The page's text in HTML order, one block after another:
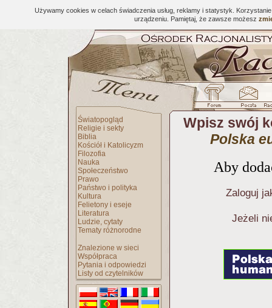
Używamy cookies w celach świadczenia usług, reklamy i statystyk.
urządzeniu. Pamiętaj, że zawsze możesz
Światopogląd
Religie i sekty
Biblia
Kościół i Katolicyzm
Filozofia
Nauka
Społeczeństwo
Prawo
Państwo i polityka
Kultura
Felietony i eseje
Literatura
Ludzie, cytaty
Tematy różnorodne
Znalezione w sieci
Współpraca
Pytania i odpowiedzi
Listy od czytelników
Wpisz swój
Polska
Aby
Zaloguj
Jeżeli